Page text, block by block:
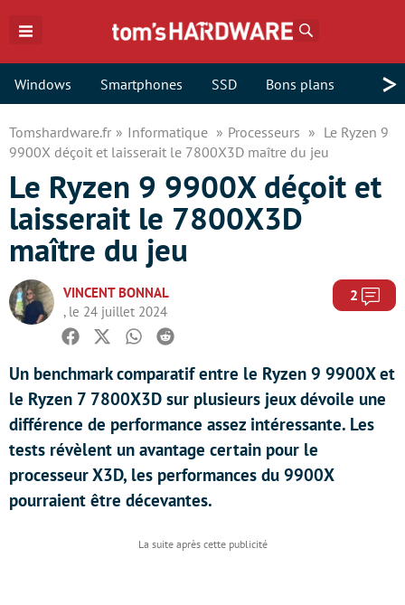
Windows Smartphones SSD Bons plans >
Tomshardware.fr Informatique Processeurs
Le Ryzen 9
9900X déçoit et laisserait le 7800X3D maître du jeu
Le Ryzen 9 9900X déçoit et
laisserait le 7800X3D
maître du jeu
VINCENT BONNAL
, le 24 juillet 2024
2
Facebook
TwitterWhatsapp
Reddit
Un benchmark comparatif entre le Ryzen 9 9900X et
le Ryzen 7 7800X3D sur plusieurs jeux dévoile une
différence de performance assez intéressante. Les
tests révèlent un avantage certain pour le
processeur X3D, les performances du 9900X
pourraient être décevantes.